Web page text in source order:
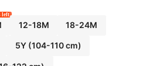
left
12-18M 18-24M
5Y(104-110 cm)